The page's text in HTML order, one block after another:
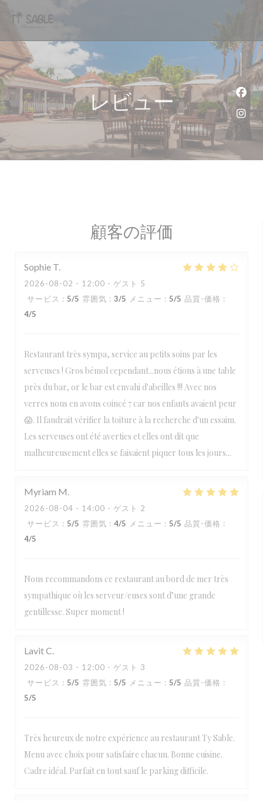
レビュー
顧客の評価
Sophie T
2026-08-02 - 12:00 - ゲスト 5
サービス : 5/5 雰囲気 : 3/5 メニュー : 5/5 品質-価格 :
4/5
Restaurant très sympa, service au petits soins par les
serveuses ! Gros bémol cependant...nous étions à une table
près du bar, or le bar est envahi d'abeilles !!! Avec nos
verres nous en avons coincé 7 car nos enfants avaient peur
😱. Il faudrait vérifier la toiture à la recherche d'un essaim.
Les serveuses ont été averties et elles ont dit que
malheureusement elles se faisaient piquer tous les jours...
Myriam M
2026-08-04 - 14:00 - ゲスト 2
サービス : 5/5 雰囲気 : 4/5 メニュー : 5/5 品質-価格 :
4/5
Nous recommandons ce restaurant au bord de mer très
sympathique où les serveur/euses sont d’une grande
gentillesse. Super moment !
LavitC
2026-08-03 - 12:00 - ゲスト 3
サービス : 5/5 雰囲気 : 5/5 メニュー : 5/5 品質-価格 :
5/5
Très heureux de notre expérience au restaurant Ty Sable.
Menu avec choix pour satisfaire chacun. Bonne cuisine.
Cadre idéal. Parfait en tout sauf le parking difficile.